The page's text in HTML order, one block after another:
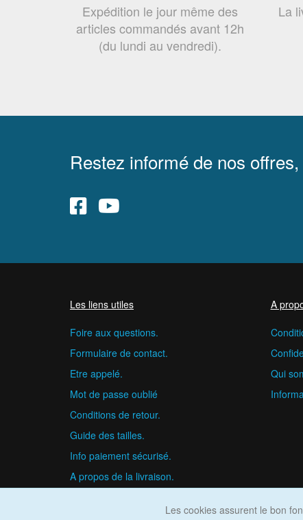
Expédition le jour même des
articles commandés avant 12h
(du lundi au vendredi).
La
Restez informé de nos
Les liens utiles
Foire aux questions.
Formulaire de contact.
Etre appelé.
Mot de passe oublié
Conditions de retour.
Guide des tailles.
Info paiement sécurisé.
A propos de la livraison.
A
Qui
Les cookies assurent le bon